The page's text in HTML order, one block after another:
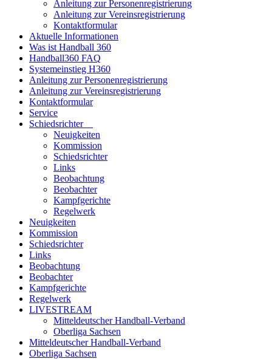
Anleitung zur Personenregistrierung
Anleitung zur Vereinsregistrierung
Kontaktformular
Aktuelle Informationen
Was ist Handball 360
Handball360 FAQ
Systemeinstieg H360
Anleitung zur Personenregistrierung
Anleitung zur Vereinsregistrierung
Kontaktformular
Service
Schiedsrichter
Neuigkeiten
Kommission
Schiedsrichter
Links
Beobachtung
Beobachter
Kampfgerichte
Regelwerk
Neuigkeiten
Kommission
Schiedsrichter
Links
Beobachtung
Beobachter
Kampfgerichte
Regelwerk
LIVESTREAM
Mitteldeutscher Handball-Verband
Oberliga Sachsen
Mitteldeutscher Handball-Verband
Oberliga Sachsen